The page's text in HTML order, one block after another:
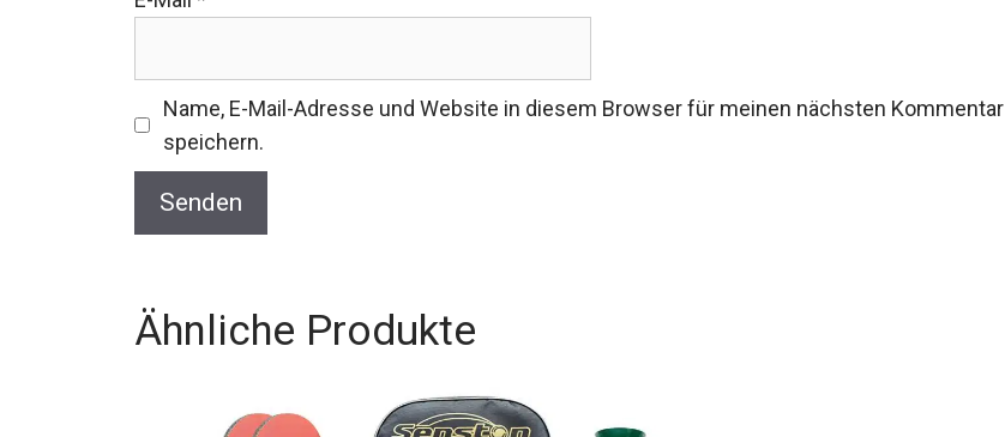
Name, E-Mail-Adresse und Website in diesem Browser für meinen nächsten Kommentar
speichern.
Ähnliche Produkte